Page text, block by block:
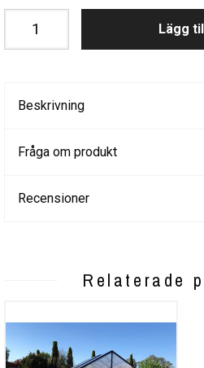
Lägg
Beskrivning
Fråga om produkt
Recensioner
Relaterade